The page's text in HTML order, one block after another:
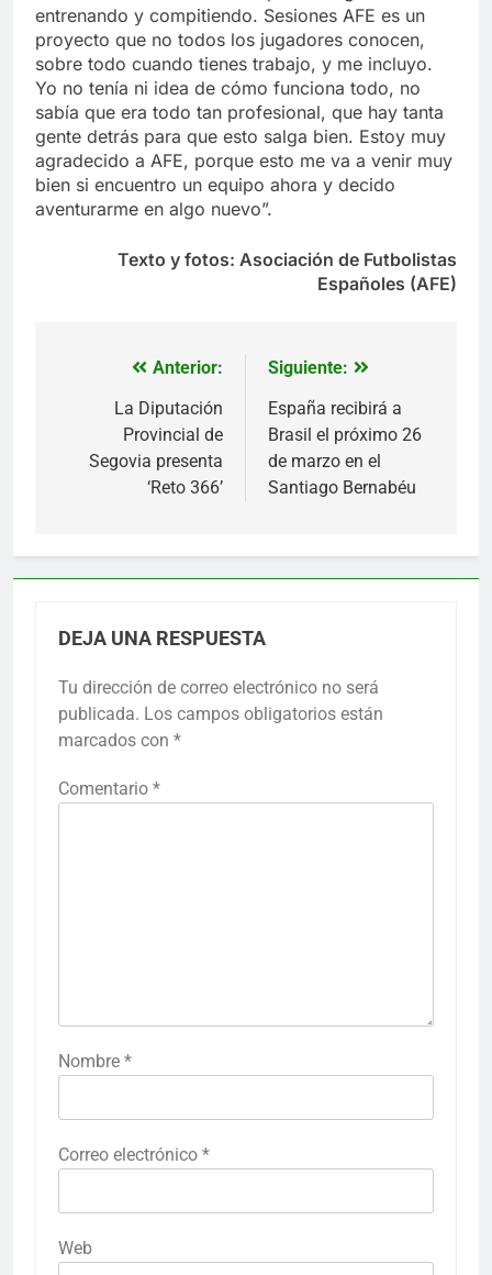
entrenando y compitiendo. Sesiones AFE es un
proyecto que no todos los jugadores conocen,
sobre todo cuando tienes trabajo, y me incluyo.
Yo no tenía ni idea de cómo funciona todo, no
sabía que era todo tan profesional, que hay tanta
gente detrás para que esto salga bien. Estoy muy
agradecido a AFE, porque esto me va a venir muy
bien si encuentro un equipo ahora y decido
aventurarme en algo nuevo”.
Texto y fotos: Asociación de Futbolistas
Españoles (AFE)
Navegación
entradas
Anterior:
La Diputación
Provincial de
Segovia presenta
‘Reto 366’
Siguiente:
España recibirá a
Brasil el próximo 26
de marzo en el
Santiago Bernabéu
DEJA UNA RESPUESTA
Tu dirección de correo electrónico no será
publicada. Los campos obligatorios están
marcados con *
Comentario *
Nombre *
Correo electrónico *
Web